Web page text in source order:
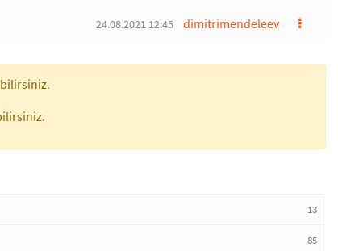
dimitrimendeleev
24.08.2021 12:45
13
85